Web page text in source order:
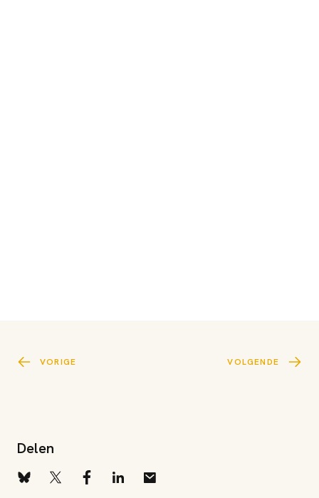
VORIGE VOLGENDE
Delen